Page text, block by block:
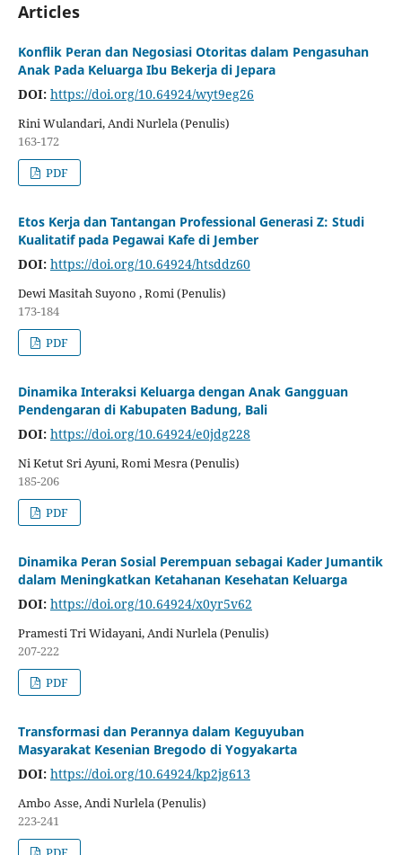
Articles
Konflik Peran dan Negosiasi Otoritas dalam Pengasuhan
Anak Pada Keluarga Ibu Bekerja di Jepara
DOI: https://doi.org/10.64924/wyt9eg26
Rini Wulandari, Andi Nurlela (Penulis)
163-172
PDF
Etos Kerja dan Tantangan Professional Generasi Z: Studi
Kualitatif pada Pegawai Kafe di Jember
DOI: https://doi.org/10.64924/htsddz60
Dewi Masitah Suyono , Romi (Penulis)
173-184
PDF
Dinamika Interaksi Keluarga dengan Anak Gangguan
Pendengaran di Kabupaten Badung, Bali
DOI: https://doi.org/10.64924/e0jdg228
Ni Ketut Sri Ayuni, Romi Mesra (Penulis)
185-206
PDF
Dinamika Peran Sosial Perempuan sebagai Kader Jumantik
dalam Meningkatkan Ketahanan Kesehatan Keluarga
DOI: https://doi.org/10.64924/x0yr5v62
Pramesti Tri Widayani, Andi Nurlela (Penulis)
207-222
PDF
Transformasi dan Perannya dalam Keguyuban
Masyarakat Kesenian Bregodo di Yogyakarta
DOI: https://doi.org/10.64924/kp2jg613
Ambo Asse, Andi Nurlela (Penulis)
223-241